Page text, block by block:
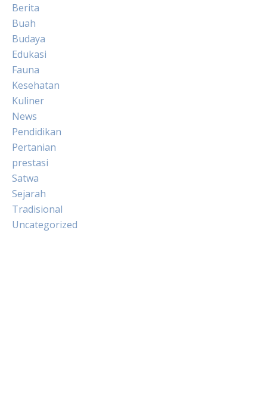
Berita
Buah
Budaya
Edukasi
Fauna
Kesehatan
Kuliner
News
Pendidikan
Pertanian
prestasi
Satwa
Sejarah
Tradisional
Uncategorized